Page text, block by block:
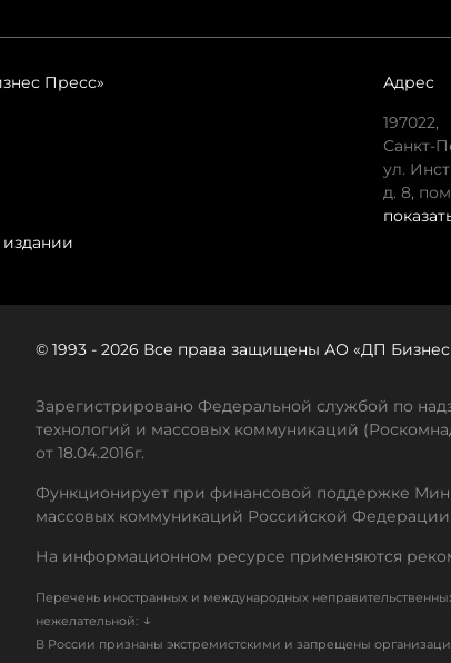
Пресс»
Адрес
197022,
Санкт-
ул.
д. 8,
© 1993 - 2026 Все права защищены АО «ДП
Зарегистрировано Федеральной службой по
технологий и массовых коммуникаций
от 18.04.2016г.
Функционирует при финансовой поддержке
массовых коммуникаций Российской Федерации.
На информационном ресурсе применяются
Перечень иностранных и международных
нежелательной: ↓
В России признаны экстремистскими и запрещены